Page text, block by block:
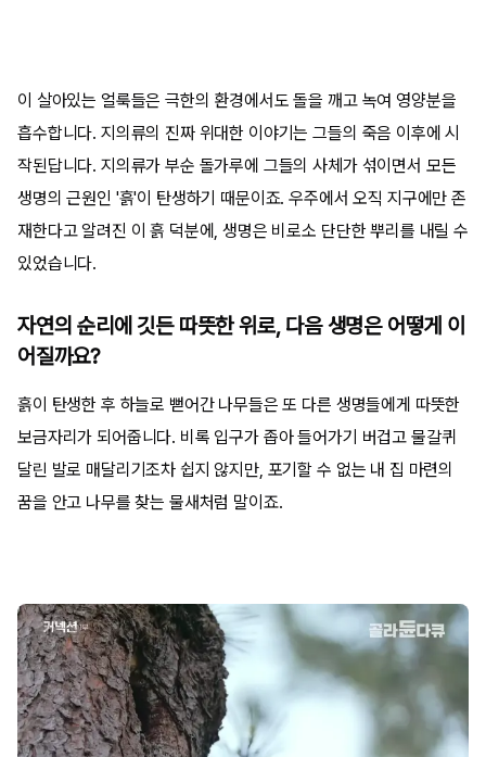
이 살아있는 얼룩들은 극한의 환경에서도 돌을 깨고 녹여 영양분을
흡수합니다. 지의류의 진짜 위대한 이야기는 그들의 죽음 이후에 시
작된답니다. 지의류가 부순 돌가루에 그들의 사체가 섞이면서 모든
생명의 근원인 '흙'이 탄생하기 때문이죠. 우주에서 오직 지구에만 존
재한다고 알려진 이 흙 덕분에, 생명은 비로소 단단한 뿌리를 내릴 수
있었습니다.
자연의 순리에 깃든 따뜻한 위로, 다음 생명은 어떻게 이
어질까요?
흙이 탄생한 후 하늘로 뻗어간 나무들은 또 다른 생명들에게 따뜻한
보금자리가 되어줍니다. 비록 입구가 좁아 들어가기 버겁고 물갈퀴
달린 발로 매달리기조차 쉽지 않지만, 포기할 수 없는 내 집 마련의
꿈을 안고 나무를 찾는 물새처럼 말이죠.